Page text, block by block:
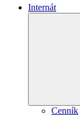
Internát
Cenník